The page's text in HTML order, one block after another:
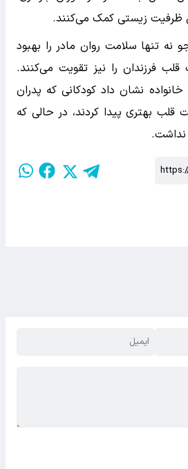
ظرفیت زیستی کمک می‌کنند.
نه تنها سلامت روان مادر را بهبود
فرزندان را نیز تقویت می‌کنند.
مطالعه بزرگی روی ۲۹۲ خانواده نشان داد کودکانی که پدران
قلب بهتری پیدا کردند، در حالی که
نداشت.